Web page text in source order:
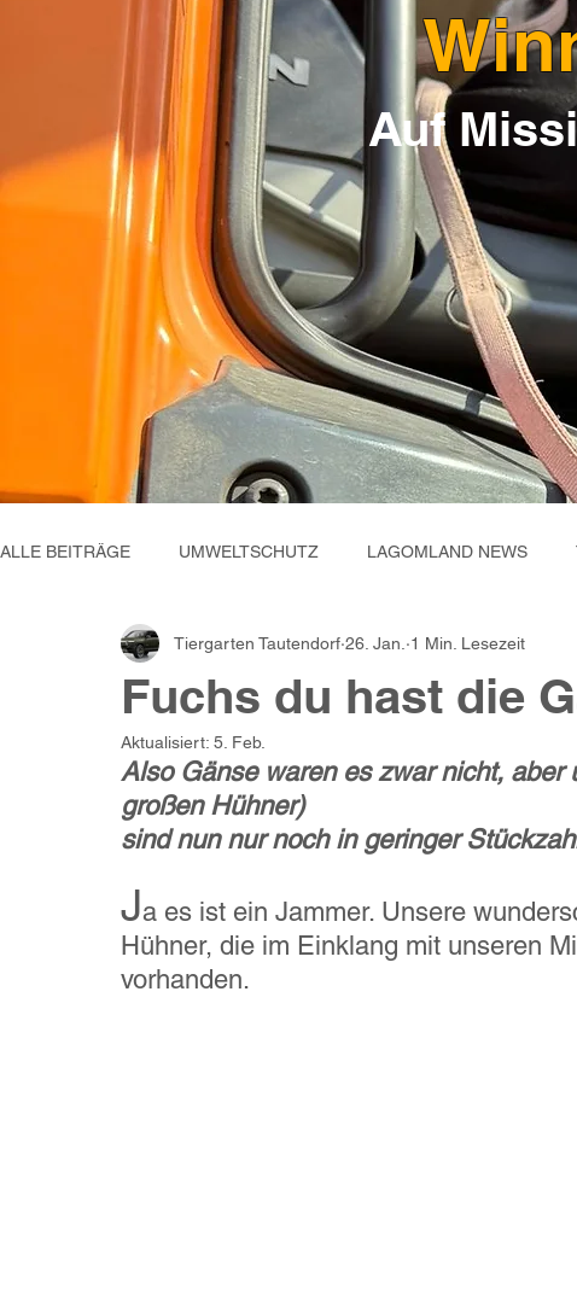
Auf
ALLE BEITRÄGE UMWELTSCHUTZ LAGOMLAND NEWS
MOBILITÄT & TECHNIK SOZIALE PROJEKTE WINNIES
Tiergarten Tautendorf Reisen
Fuchs du hast die
Tiergarten Tautendorf 26. Jan. 1 Min. Lesezeit
Aktualisiert: 5. Feb.
Also Gänse waren es zwar nicht,
großen Hühner)
sind nun nur noch in geringer
Ja es ist ein Jammer. Unsere
Hühner, die im Einklang mit unseren
vorhanden.